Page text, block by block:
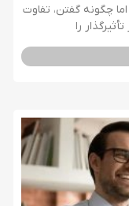
چگونه گفتن، تفاوت
را